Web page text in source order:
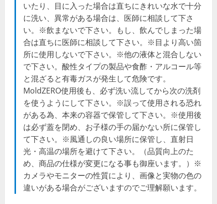
いたり、目に入った場合は直ちにきれいな水で十分
に洗い、異常がある場合は、医師に相談して下さ
い。※飲まないで下さい。もし、飲んでしまった場
合は直ちに医師に相談して下さい。※目より高い箇
所に使用しないで下さい。※他の液体と混合しない
で下さい。酸性タイプの製品や食酢・アルコール等
と混ざると有毒ガスが発生して危険です。
MoldZERO使用後も、必ず洗い流してから次の洗剤
を使うようにして下さい。※誤って使用される恐れ
がある為、本来の容器で保管して下さい。※使用後
は必ず蓋を閉め、お子様の手の届かない所に保管し
て下さい。※風通しの良い場所に保管し、直射日
光・高温の場所を避けて下さい。（品質向上のた
め、商品の仕様が変更になる事も御座います。）※
カメラやモニターの性質により、画像と実物の色の
違いがある場合がございますのでご理解願います。